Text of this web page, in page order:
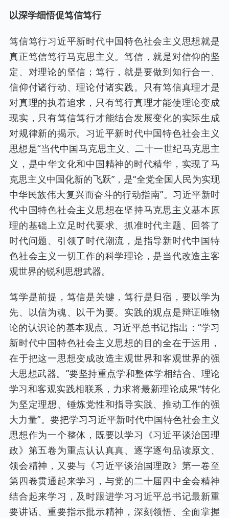
以深学细悟促笃信笃行
笃信笃行习近平新时代中国特色社会主义思想就是
真正笃信笃行马克思主义。笃信，就是对信仰的坚
定、对理论的坚信；笃行，就是要做到知行合一、
信仰付诸行动、理论付诸实践。只有笃信真理才是
对真理的执着追求，只有笃行真理才能使理论变成
现实，只有笃信笃行才能结合发展变化的实际生成
对规律新的揭示。习近平新时代中国特色社会主义
思想是“当代中国马克思主义、二十一世纪马克思主
义，是中华文化和中国精神的时代精华，实现了马
克思主义中国化新的飞跃”，是“全党全国人民为实现
中华民族伟大复兴而奋斗的行动指南”。习近平新时
代中国特色社会主义思想在坚持马克思主义基本原
理的基础上立足时代要求、抓准时代主题、回答了
时代问题、引领了时代潮流，是指导新时代中国特
色社会主义一切工作的科学理论，是当代改造主客
观世界的锐利思想武器。
笃学是前提，笃信是关键，笃行是归宿，要以学为
先、以信为魂、以干为要。实践的观点是辩证唯物
论的认识论的基本观点。习近平总书记指出：“学习
新时代中国特色社会主义思想的目的全在于运用，
在于把这一思想变成改造主观世界和客观世界的强
大思想武器。”要坚持重点学和整体学相结合、理论
学习和客观实践相联系，力求将最新理论成果“转化
为坚定理想、锤炼党性和指导实践、推动工作的强
大力量”。要把学习习近平新时代中国特色社会主义
思想作为一个整体，既要以学习《习近平谈治国理
政》第五卷为重点认认真真、逐字逐句品读原文、
领会精神，又要与《习近平谈治国理政》第一卷至
第四卷贯通起来学习，与党的二十届四中全会精神
结合起来学习，及时跟进学习习近平总书记最新重
要讲话、重要指示批示精神，深刻领悟、全面掌握